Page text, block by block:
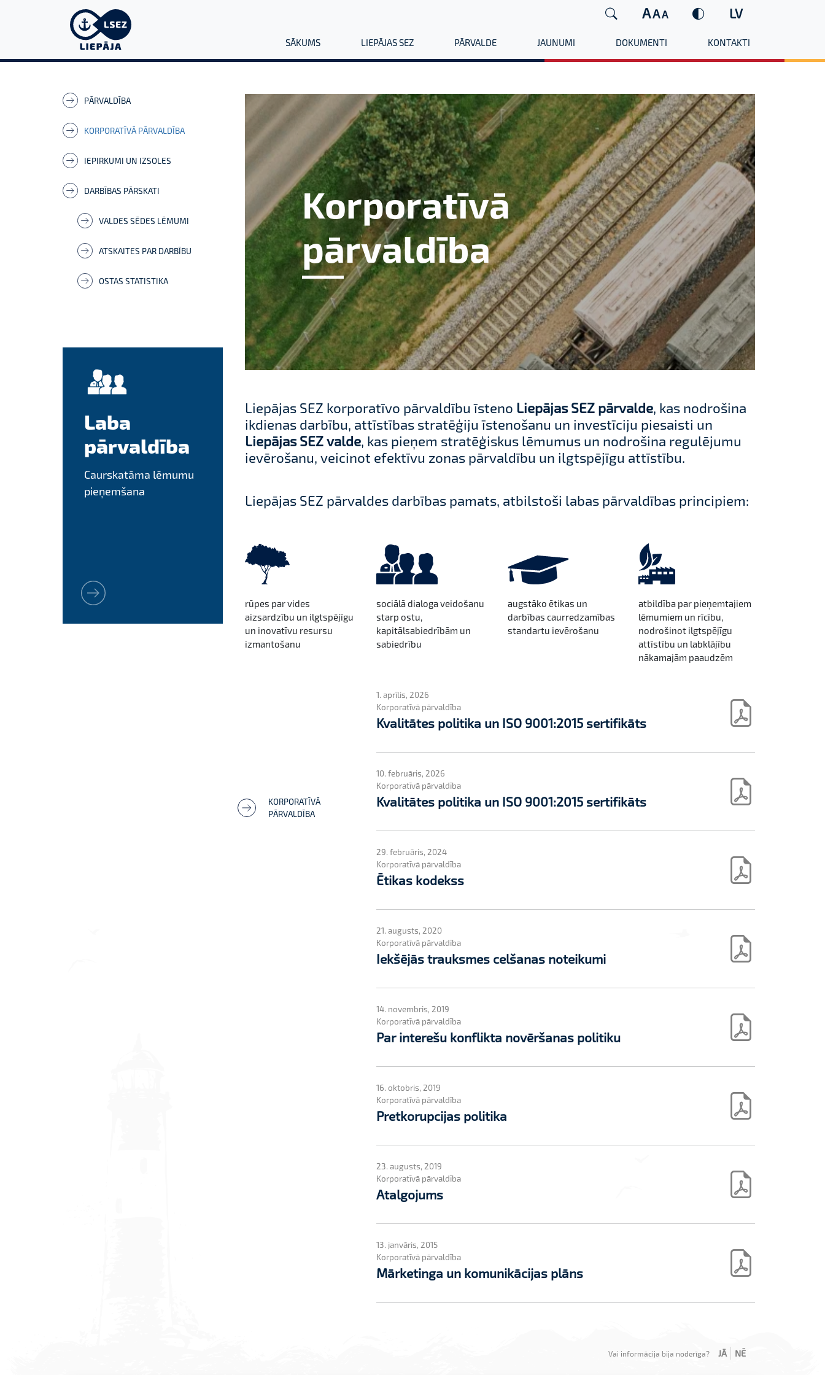
AAA LV
SĀKUMS LIEPĀJAS SEZ PĀRVALDE JAUNUMI DOKUMENTI KONTAKTI
PĀRVALDĪBA
KORPORATĪVĀ PĀRVALDĪBA
IEPIRKUMI UN IZSOLES
DARBĪBAS PĀRSKATI
VALDES SĒDES LĒMUMI
ATSKAITES PAR DARBĪBU
OSTAS STATISTIKA
Laba
pārvaldība
Caurskatāma lēmumu
pieņemšana
Korporatīvā
pārvaldība
Liepājas SEZ korporatīvo pārvaldību īsteno Liepājas SEZ pārvalde, kas nodrošina
ikdienas darbību, attīstības stratēģiju īstenošanu un investīciju piesaisti un
Liepājas SEZ valde, kas pieņem stratēģiskus lēmumus un nodrošina regulējumu
ievērošanu, veicinot efektīvu zonas pārvaldību un ilgtspējīgu attīstību.
Liepājas SEZ pārvaldes darbības pamats, atbilstoši labas pārvaldības principiem:
rūpes par vides
aizsardzību un ilgtspējīgu
un inovatīvu resursu
izmantošanu
sociālā dialoga veidošanu
starp ostu,
kapitālsabiedrībām un
sabiedrību
augstāko ētikas un
darbības caurredzamības
standartu ievērošanu
atbildība par pieņemtajiem
lēmumiem un rīcību,
nodrošinot ilgtspējīgu
attīstību un labklājību
nākamajām paaudzēm
KORPORATĪVĀ
PĀRVALDĪBA
1. aprīlis, 2026
Korporatīvā pārvaldība
Kvalitātes politika un ISO 9001:2015 sertifikāts
10. februāris, 2026
Korporatīvā pārvaldība
Kvalitātes politika un ISO 9001:2015 sertifikāts
29. februāris, 2024
Korporatīvā pārvaldība
Ētikas kodekss
21. augusts, 2020
Korporatīvā pārvaldība
Iekšējās trauksmes celšanas noteikumi
14. novembris, 2019
Korporatīvā pārvaldība
Par interešu konflikta novēršanas politiku
16. oktobris, 2019
Korporatīvā pārvaldība
Pretkorupcijas politika
23. augusts, 2019
Korporatīvā pārvaldība
Atalgojums
13. janvāris, 2015
Korporatīvā pārvaldība
Mārketinga un komunikācijas plāns
Vai informācija bija noderīga? JĀ NĒ